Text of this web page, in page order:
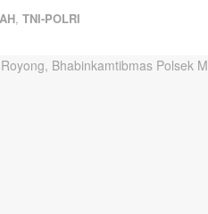
, TNI-POLRI